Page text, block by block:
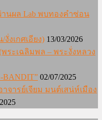
านผล Lab พบทองคำซ่อน
งเกศเอียง) 13/03/2026
ระเฉลิมพล – พระงั่งหลวง
BANDIT” 02/07/2025
จารย์เจียม มนต์เสน่ห์เมือง